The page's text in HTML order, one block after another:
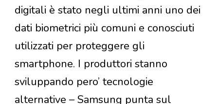
digitali è stato negli ultimi anni uno dei
dati biometrici più comuni e conosciuti
utilizzati per proteggere gli
smartphone. I produttori stanno
sviluppando pero’ tecnologie
alternative – Samsung punta sul